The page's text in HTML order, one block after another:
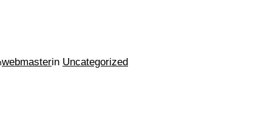
webmasterin Uncategorized